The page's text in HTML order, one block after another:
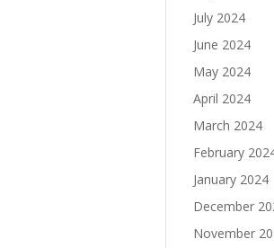
July 2024
June 2024
May 2024
April 2024
March 2024
February
January 2024
December
November